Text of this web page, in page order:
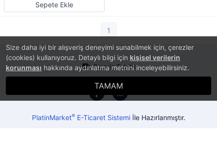
Size daha iyi bir alışveriş deneyimi sunabilmek için, çerezler
(cookies) kullanıyoruz. Detaylı bilgi için kişisel verilerin
korunması hakkında aydınlatma metnini inceleyebilirsiniz.
TAMAM
Sepete Ekle
1
Sipariş Takibi
PlatinMarket®E-Ticaret Sistemiİle Hazırlanmıştır.